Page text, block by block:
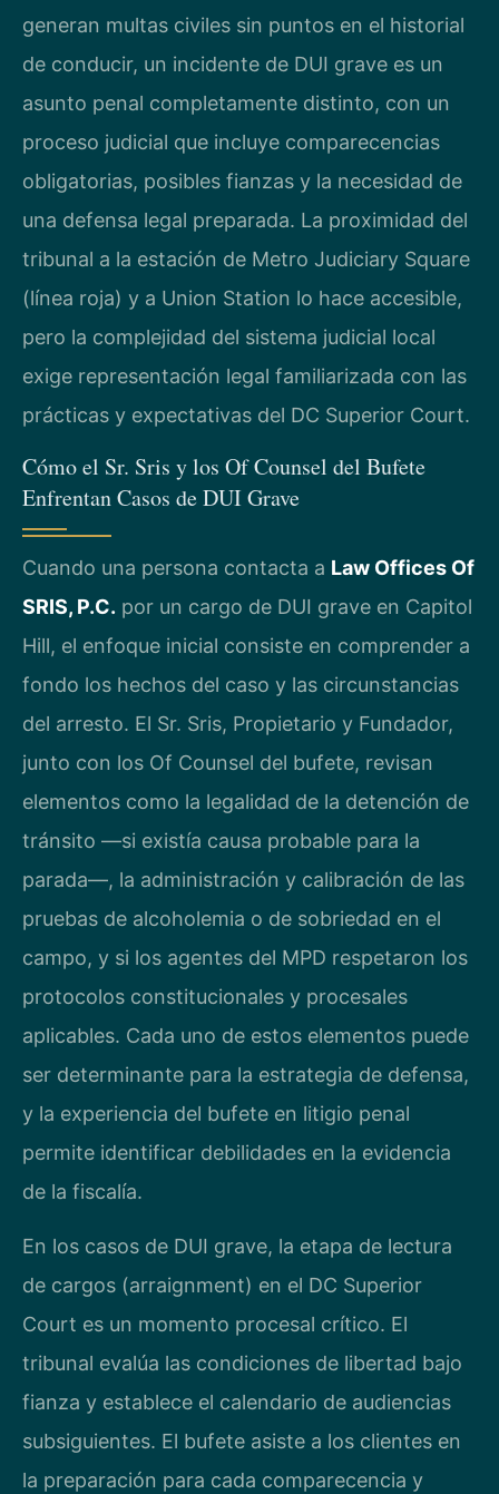
generan multas civiles sin puntos en el historial
de conducir, un incidente de DUI grave es un
asunto penal completamente distinto, con un
proceso judicial que incluye comparecencias
obligatorias, posibles fianzas y la necesidad de
una defensa legal preparada. La proximidad del
tribunal a la estación de Metro Judiciary Square
(línea roja) y a Union Station lo hace accesible,
pero la complejidad del sistema judicial local
exige representación legal familiarizada con las
prácticas y expectativas del DC Superior Court.
Cómo el Sr. Sris y los Of Counsel del Bufete
Enfrentan Casos de DUI Grave
Cuando una persona contacta a Law Offices Of
SRIS, P.C. por un cargo de DUI grave en Capitol
Hill, el enfoque inicial consiste en comprender a
fondo los hechos del caso y las circunstancias
del arresto. El Sr. Sris, Propietario y Fundador,
junto con los Of Counsel del bufete, revisan
elementos como la legalidad de la detención de
tránsito —si existía causa probable para la
parada—, la administración y calibración de las
pruebas de alcoholemia o de sobriedad en el
campo, y si los agentes del MPD respetaron los
protocolos constitucionales y procesales
aplicables. Cada uno de estos elementos puede
ser determinante para la estrategia de defensa,
y la experiencia del bufete en litigio penal
permite identificar debilidades en la evidencia
de la fiscalía.
En los casos de DUI grave, la etapa de lectura
de cargos (arraignment) en el DC Superior
Court es un momento procesal crítico. El
tribunal evalúa las condiciones de libertad bajo
fianza y establece el calendario de audiencias
subsiguientes. El bufete asiste a los clientes en
la preparación para cada comparecencia y